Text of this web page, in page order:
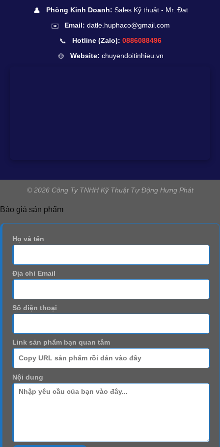
👤 Phòng Kinh Doanh: Sales Kỹ thuật - Mr. Đạt
✉️ Email: datle.huphaco@gmail.com
📞 Hotline (Zalo): 0886088496
🌐 Website: chuyendoitinhieu.vn
© 2026 Công Ty TNHH Kỹ Thuật Tự Động Hưng Phát
Báo giá sản phẩm
Họ và tên
Địa chỉ Email
Số điện thoại
Link sản phẩm bạn quan tâm
Nội dung